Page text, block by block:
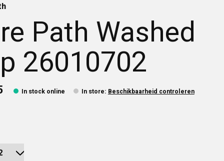
Path Washed
26010702
In stock online In store: Beschikbaarheid controleren